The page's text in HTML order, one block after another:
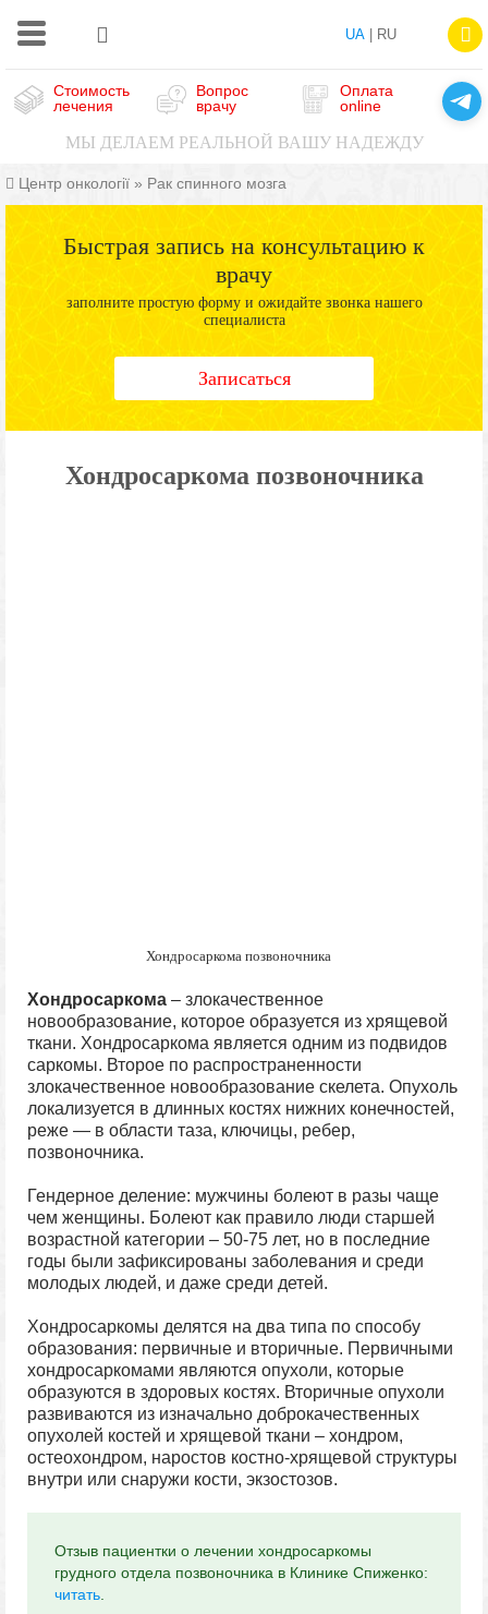
UA| RU
Стоимость
лечения
Вопрос
врачу
Оплата
online
МЫ ДЕЛАЕМ РЕАЛЬНОЙ ВАШУ НАДЕЖДУ
Центр онкології » Рак спинного мозга
Быстрая запись на консультацию к
врачу
заполните простую форму и ожидайте звонка нашего
специалиста
Записаться
Хондросаркома позвоночника
Хондросаркома позвоночника
Хондросаркома – злокачественное
новообразование, которое образуется из хрящевой
ткани. Хондросаркома является одним из подвидов
саркомы. Второе по распространенности
злокачественное новообразование скелета. Опухоль
локализуется в длинных костях нижних конечностей,
реже — в области таза, ключицы, ребер,
позвоночника.
Гендерное деление: мужчины болеют в разы чаще
чем женщины. Болеют как правило люди старшей
возрастной категории – 50-75 лет, но в последние
годы были зафиксированы заболевания и среди
молодых людей, и даже среди детей.
Хондросаркомы делятся на два типа по способу
образования: первичные и вторичные. Первичными
хондросаркомами являются опухоли, которые
образуются в здоровых костях. Вторичные опухоли
развиваются из изначально доброкачественных
опухолей костей и хрящевой ткани – хондром,
остеохондром, наростов костно-хрящевой структуры
внутри или снаружи кости, экзостозов.
Отзыв пациентки о лечении хондросаркомы
грудного отдела позвоночника в Клинике Спиженко:
читать